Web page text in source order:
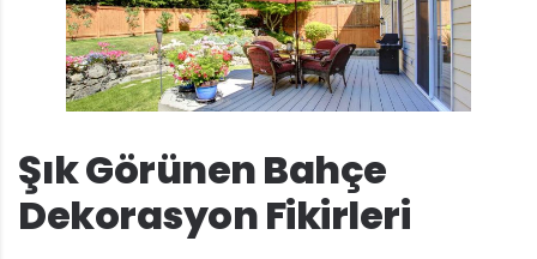
Şık Görünen Bahçe
Dekorasyon Fikirleri